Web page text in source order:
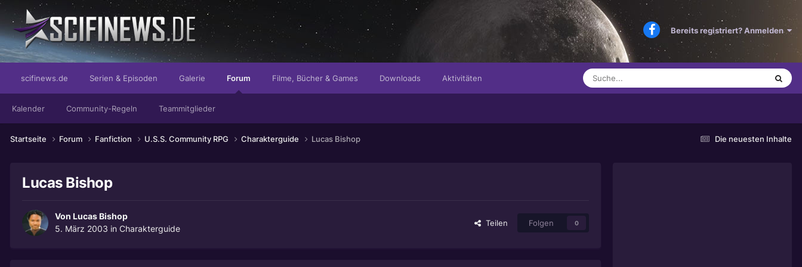
Bereits registriert? Anmelden
scifinews.de Serien & Episoden Galerie Forum
Kalender Community-Regeln Teammitglieder
Filme, Bücher & Games Downloads Aktivitäten
Die neuesten Inhalte
Startseite Forum Fanfiction U.S.S. Community RPG Charakterguide Lucas Bishop
Lucas Bishop
Von Lucas Bishop
5. März 2003 in Charakterguide
Teilen Folgen 0